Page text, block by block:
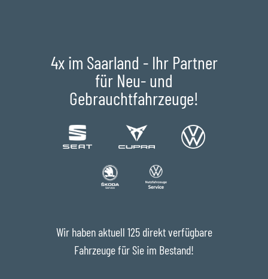
4x im Saarland - Ihr Partner
für Neu- und
Gebrauchtfahrzeuge!
Wir haben aktuell 125 direkt verfügbare
Fahrzeuge für Sie im Bestand!